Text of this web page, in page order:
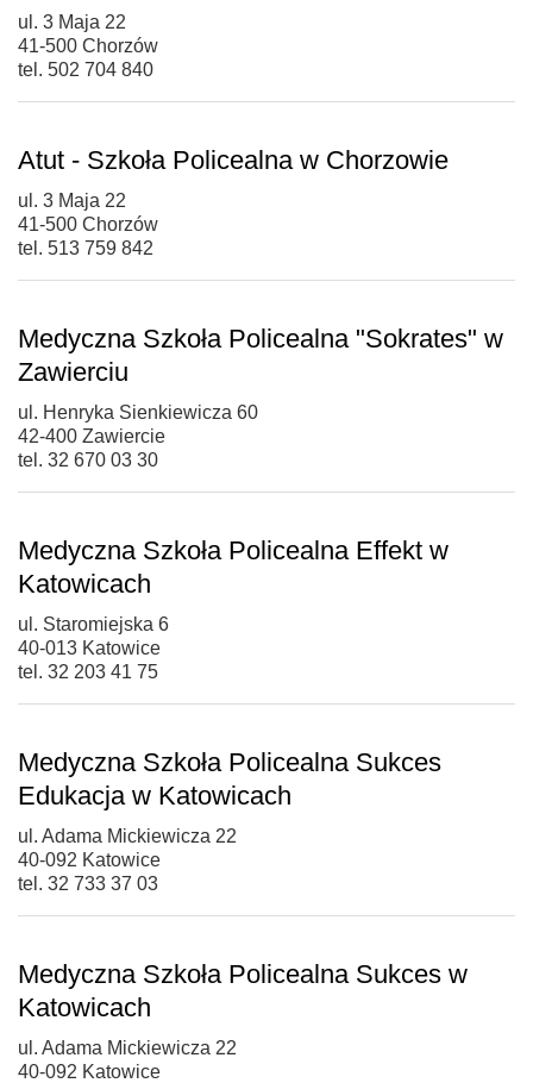
ul. 3 Maja 22
41-500 Chorzów
tel. 502 704 840
Atut - Szkoła Policealna w Chorzowie
ul. 3 Maja 22
41-500 Chorzów
tel. 513 759 842
Medyczna Szkoła Policealna "Sokrates" w
Zawierciu
ul. Henryka Sienkiewicza 60
42-400 Zawiercie
tel. 32 670 03 30
Medyczna Szkoła Policealna Effekt w
Katowicach
ul. Staromiejska 6
40-013 Katowice
tel. 32 203 41 75
Medyczna Szkoła Policealna Sukces
Edukacja w Katowicach
ul. Adama Mickiewicza 22
40-092 Katowice
tel. 32 733 37 03
Medyczna Szkoła Policealna Sukces w
Katowicach
ul. Adama Mickiewicza 22
40-092 Katowice